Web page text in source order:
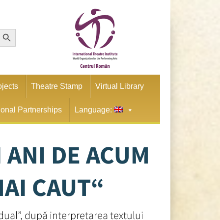
Button
Theatre Stamp Virtual Library
Partnerships Language:
DE ACUM
CAUT“
după interpretarea textului